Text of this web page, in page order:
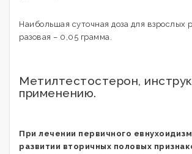
Наибольшая суточная доза для взрослых
разовая – 0,05 грамма.
Метилтестостерон,
применению.
При лечении первичного
развитии вторичных половых